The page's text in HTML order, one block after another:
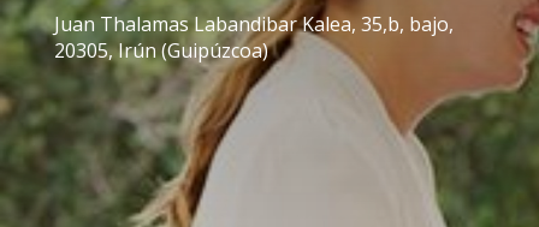
Juan Thalamas Labandibar Kalea, 35,b, bajo,
20305, Irún (Guipúzcoa)